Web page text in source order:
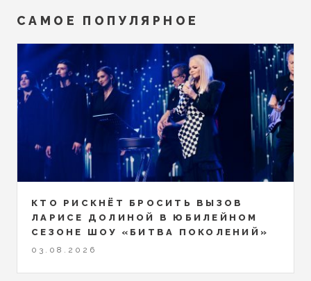
САМОЕ ПОПУЛЯРНОЕ
КТО РИСКНЁТ БРОСИТЬ ВЫЗОВ
ЛАРИСЕ ДОЛИНОЙ В ЮБИЛЕЙНОМ
СЕЗОНЕ ШОУ «БИТВА ПОКОЛЕНИЙ»
03.08.2026